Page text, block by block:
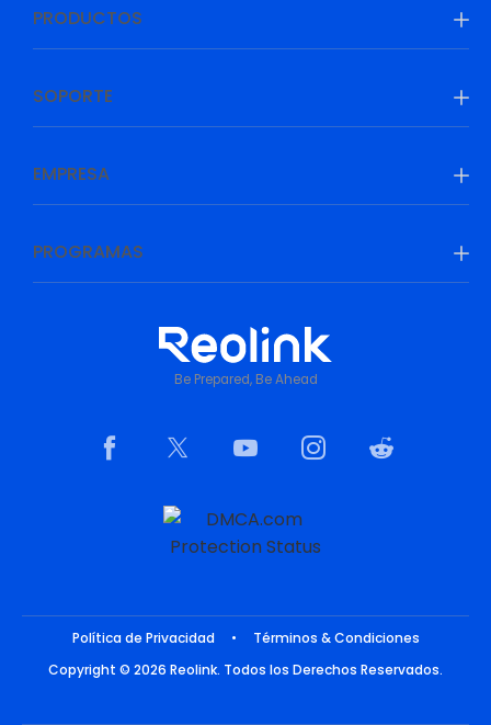
PRODUCTOS
SOPORTE
EMPRESA
PROGRAMAS
Be Prepared, Be Ahead
Política de Privacidad •
Términos & Condiciones
Copyright © 2026 Reolink. Todos los Derechos Reservados.